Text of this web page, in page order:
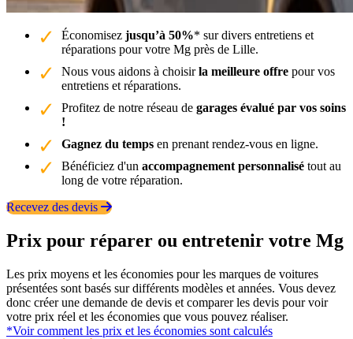
Économisez jusqu’à 50%* sur divers entretiens et
réparations pour votre Mg près de Lille.
Nous vous aidons à choisirla meilleure offre pour vos
entretiens et réparations.
Profitez de notre réseau de garages évalué par vos soins
!
Gagnez du temps en prenant rendez-vous en ligne.
Bénéficiez d'un accompagnement personnalisé tout au
long de votre réparation.
Recevez des devis
Prix pour réparer ou entretenir votre Mg
Les prix moyens et les économies pour les marques de voitures
présentées sont basés sur différents modèles et années. Vous devez
donc créer une demande de devis et comparer les devis pour voir
votre prix réel et les économies que vous pouvez réaliser.
*Voir comment les prix et les économies sont calculés